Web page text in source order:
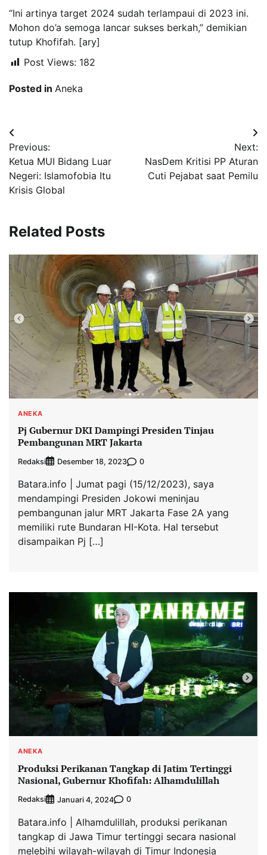
“Ini artinya target 2024 sudah terlampaui di 2023 ini.
Mohon do’a semoga lancar sukses berkah,” demikian
tutup Khofifah. [ary]
Post Views: 182
Posted in Aneka
Navigasi
pos
Previous:
Ketua MUI Bidang Luar
Negeri: Islamofobia Itu
Krisis Global
Next:
NasDem Kritisi PP Aturan
Cuti Pejabat saat Pemilu
Related Posts
ANEKA
Pj Gubernur DKI Dampingi Presiden Tinjau
Pembangunan MRT Jakarta
Redaksi Desember 18, 2023 0
Batara.info | Jumat pagi (15/12/2023), saya
mendampingi Presiden Jokowi meninjau
pembangunan jalur MRT Jakarta Fase 2A yang
memiliki rute Bundaran HI-Kota. Hal tersebut
disampaikan Pj […]
ANEKA
Produksi Perikanan Tangkap di Jatim Tertinggi
Nasional, Gubernur Khofifah: Alhamdulillah
Redaksi Januari 4, 2024 0
Batara.info | Alhamdulillah, produksi perikanan
tangkap di Jawa Timur tertinggi secara nasional
melebihi wilayah-wilayah di Timur Indonesia